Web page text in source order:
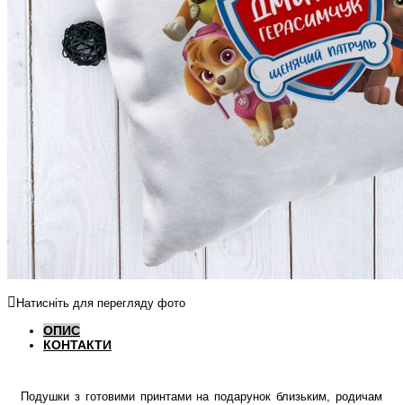
Натисніть для перегляду фото
ОПИС
КОНТАКТИ
Подушки з готовими принтами на подарунок близьким, родичам